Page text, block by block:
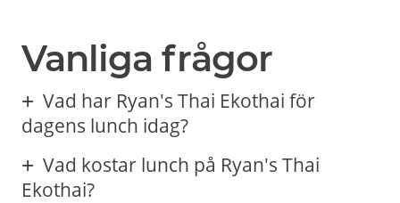
Vanliga frågor
Vad har Ryan's Thai Ekothai för
dagens lunch idag?
Vad kostar lunch på Ryan's Thai
Ekothai?